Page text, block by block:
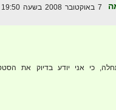
כי אני יודע בדיוק את